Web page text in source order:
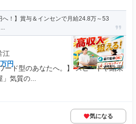
へ！】賞与＆インセンで月給24.8万～53
江
円
ード型のあなたへ。】 スピードや結果
気質の...
気になる